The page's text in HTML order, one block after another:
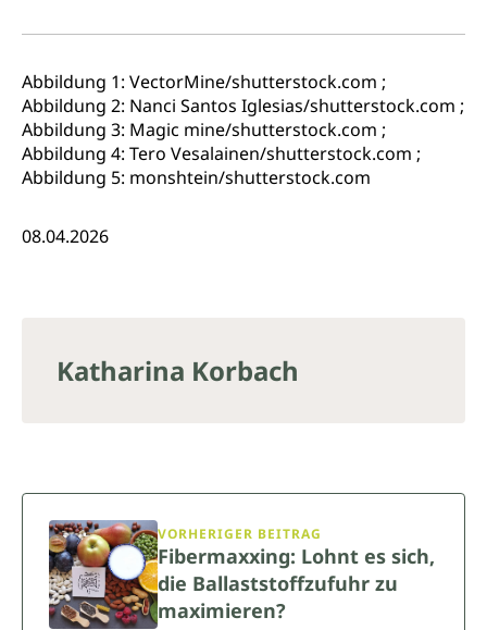
Abbildung 1: VectorMine/shutterstock.com ;
Abbildung 2: Nanci Santos Iglesias/shutterstock.com ;
Abbildung 3: Magic mine/shutterstock.com ;
Abbildung 4: Tero Vesalainen/shutterstock.com ;
Abbildung 5: monshtein/shutterstock.com
08.04.2026
Katharina Korbach
VORHERIGER BEITRAG
Fibermaxxing: Lohnt es sich,
die Ballaststoffzufuhr zu
maximieren?